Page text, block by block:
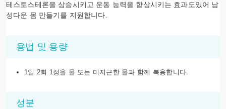
테스토스테론을 상승시키고 운동 능력을 향상시키는 효과도있어 남
성다운 몸 만들기를 지원합니다.
용법 및 용량
1일 2회 1정을 물 또는 미지근한 물과 함께 복용합니다.
성분